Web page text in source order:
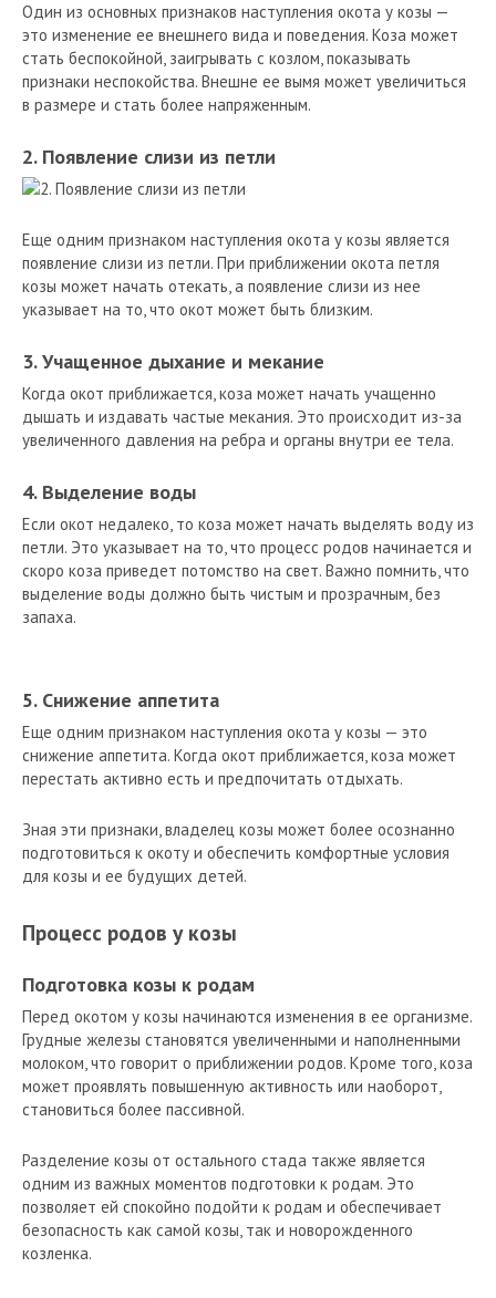
Один из основных признаков наступления окота у козы —
это изменение ее внешнего вида и поведения. Коза может
стать беспокойной, заигрывать с козлом, показывать
признаки неспокойства. Внешне ее вымя может увеличиться
в размере и стать более напряженным.
2. Появление слизи из петли
Еще одним признаком наступления окота у козы является
появление слизи из петли. При приближении окота петля
козы может начать отекать, а появление слизи из нее
указывает на то, что окот может быть близким.
3. Учащенное дыхание и мекание
Когда окот приближается, коза может начать учащенно
дышать и издавать частые мекания. Это происходит из-за
увеличенного давления на ребра и органы внутри ее тела.
4. Выделение воды
Если окот недалеко, то коза может начать выделять воду из
петли. Это указывает на то, что процесс родов начинается и
скоро коза приведет потомство на свет. Важно помнить, что
выделение воды должно быть чистым и прозрачным, без
запаха.
5. Снижение аппетита
Еще одним признаком наступления окота у козы — это
снижение аппетита. Когда окот приближается, коза может
перестать активно есть и предпочитать отдыхать.
Зная эти признаки, владелец козы может более осознанно
подготовиться к окоту и обеспечить комфортные условия
для козы и ее будущих детей.
Процесс родов у козы
Подготовка козы к родам
Перед окотом у козы начинаются изменения в ее организме.
Грудные железы становятся увеличенными и наполненными
молоком, что говорит о приближении родов. Кроме того, коза
может проявлять повышенную активность или наоборот,
становиться более пассивной.
Разделение козы от остального стада также является
одним из важных моментов подготовки к родам. Это
позволяет ей спокойно подойти к родам и обеспечивает
безопасность как самой козы, так и новорожденного
козленка.